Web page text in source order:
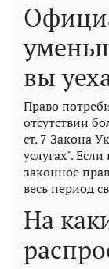
вы
Право
отсутствии
ст. 7 Закона
услугах".
законное
весь период
На